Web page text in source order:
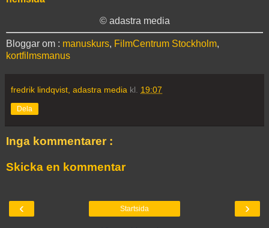
© adastra media
Bloggar om : manuskurs, FilmCentrum Stockholm,
kortfilmsmanus
fredrik lindqvist, adastra media kl. 19:07
Dela
Inga kommentarer :
Skicka en kommentar
‹ ›
Startsida